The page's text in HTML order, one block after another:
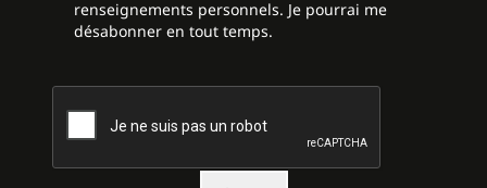
renseignements personnels. Je pourrai me
désabonner en tout temps.